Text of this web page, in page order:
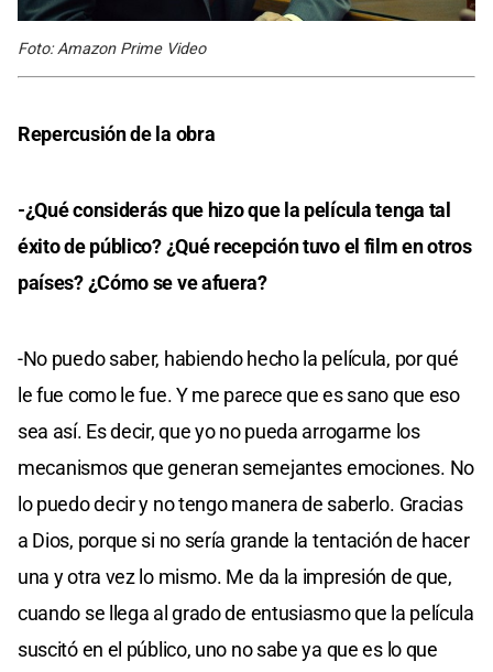
Foto: Amazon Prime Video
Repercusión de la obra
-¿Qué considerás que hizo que la película tenga tal
éxito de público? ¿Qué recepción tuvo el film en otros
países? ¿Cómo se ve afuera?
-No puedo saber, habiendo hecho la película, por qué
le fue como le fue. Y me parece que es sano que eso
sea así. Es decir, que yo no pueda arrogarme los
mecanismos que generan semejantes emociones. No
lo puedo decir y no tengo manera de saberlo. Gracias
a Dios, porque si no sería grande la tentación de hacer
una y otra vez lo mismo. Me da la impresión de que,
cuando se llega al grado de entusiasmo que la película
suscitó en el público, uno no sabe ya que es lo que